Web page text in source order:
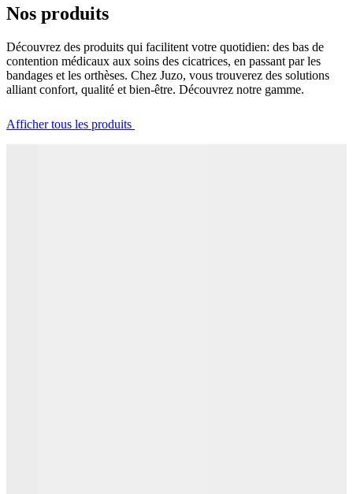
Nos produits
Découvrez des produits qui facilitent votre quotidien: des bas de
contention médicaux aux soins des cicatrices, en passant par les
bandages et les orthèses. Chez Juzo, vous trouverez des solutions
alliant confort, qualité et bien-être. Découvrez notre gamme.
Afficher tous les produits